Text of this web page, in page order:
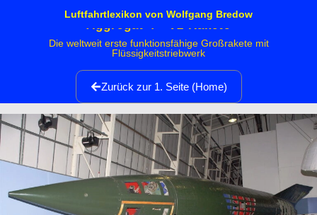
Luftfahrtlexikon von Wolfgang Bredow
Aggregat 4 - V2 Rakete
Die weltweit erste funktionsfähige Großrakete mit
Flüssigkeitstriebwerk
Zurück zur 1. Seite (Home)